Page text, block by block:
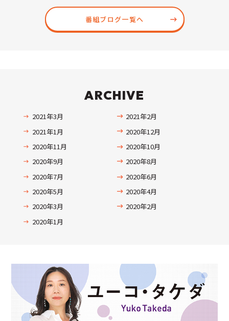
番組ブログ一覧へ
ARCHIVE
2021年3月
2021年2月
2021年1月
2020年12月
2020年11月
2020年10月
2020年9月
2020年8月
2020年7月
2020年6月
2020年5月
2020年4月
2020年3月
2020年2月
2020年1月